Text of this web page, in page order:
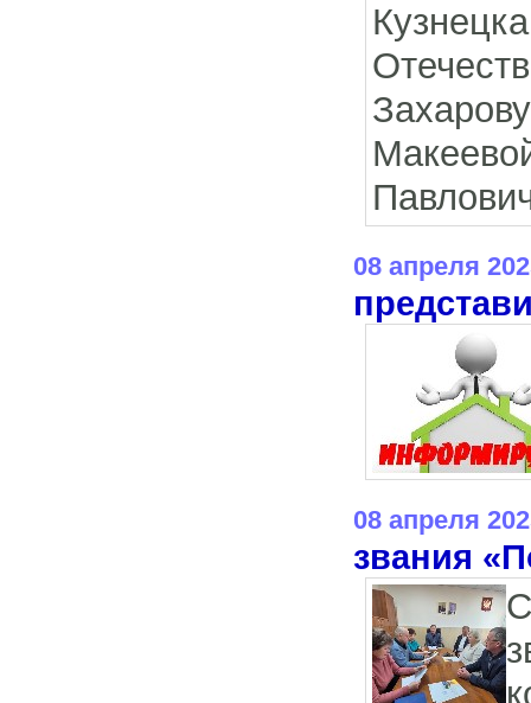
08 апреля
08 апреля
звания